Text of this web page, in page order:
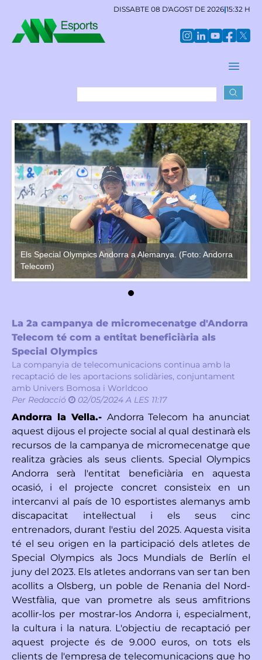
DISSABTE 08 D'AGOST DE 2026|15:32 H
Els Special Olympics Andorra a Alemanya. (Foto: Andorra
Telecom)
La 2a campanya de micromecenatge d'Andorra
Telecom té com a entitat beneficiària als
Special Olympics
La companyia de telecomunicacions continua amb la
recaptació de les aportacions solidàries, conjuntament
amb Univers Bomosa i Worldcoo
Per Redacció 02/05/2024 A LES 11:17
Andorra la Vella.- Andorra Telecom ha anunciat
aquest dijous el projecte social al qual destinarà els
recursos de la campanya de micromecenatge que
realitza gràcies als seus clients. Special Olympics
Andorra serà l'entitat beneficiària en aquesta
ocasió, i el projecte concret consisteix en un
intercanvi al país de 10 esportistes alemanys amb
discapacitat intel·lectual i els seus cinc
entrenadors, durant l'estiu del 2025. Aquesta visita
té el seu origen en la participació dels atletes de
Special Olympics als Jocs Mundials de Berlín el
juny del 2023. Els atletes andorrans van ser tan ben
acollits a Olsberg, un poble de Renania del Nord-
Westfàlia, que van prometre als seus amfitrions
acollir-los per mostrar-los Andorra i, especialment,
la cultura i la natura. L'objectiu de recaptació per
aquest projecte és de 9.000 euros, on tots els
clients de l'empresa de telecomunicacions que ho